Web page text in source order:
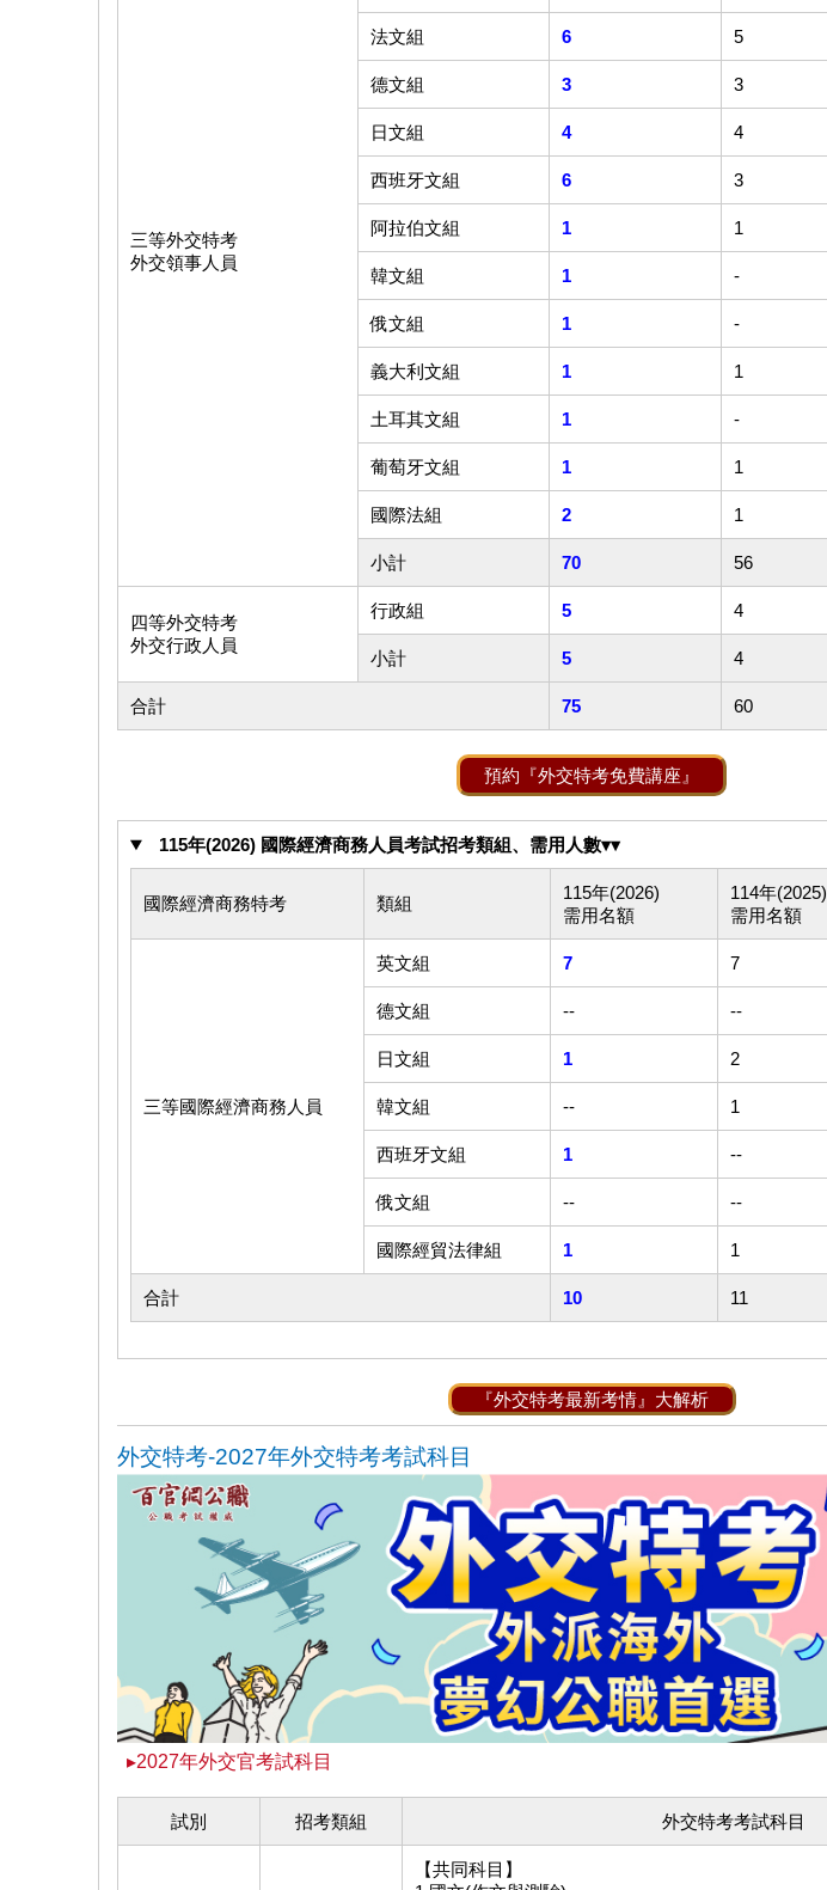
三等外交特考
外交領事人員
法文組 6 5
德文組 3 3
日文組 4 4
西班牙文組 6 3
阿拉伯文組 1 1
韓文組 1 -
俄文組 1 -
義大利文組 1 1
土耳其文組 1 -
葡萄牙文組 1 1
國際法組 2 1
小計 70 56
四等外交特考
外交行政人員
行政組 5 4
小計 5 4
合計 75 60
預約『外交特考免費講座』
115年(2026) 國際經濟商務人員考試招考類組、需用人數▾▾
國際經濟商務特考 類組
115年(2026)
需用名額
114年(2025)
需用名額
三等國際經濟商務人員
英文組 7 7
德文組 -- --
日文組 1 2
韓文組 -- 1
西班牙文組 1 --
俄文組 -- --
國際經貿法律組 1 1
合計 10 11
『外交特考最新考情』大解析
外交特考-2027年外交特考考試科目
▸2027年外交官考試科目
試別 招考類組 外交特考考試科目
【共同科目】